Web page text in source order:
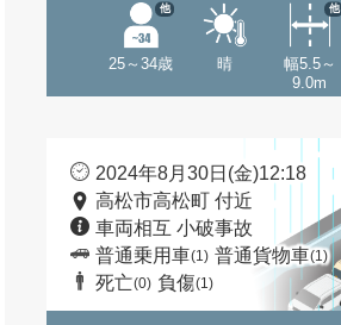
25～34歳
他
晴
幅5.5～
9.0m
他
2024年8月30日(金)12:18
高松市高松町 付近
車両相互 小破事故
普通乗用車(1) 普通貨物車(1)
死亡(0) 負傷(1)